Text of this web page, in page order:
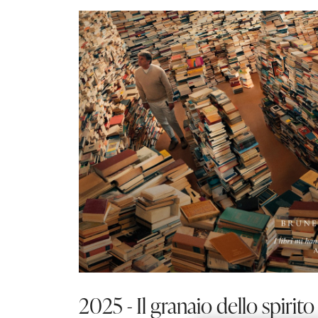
2025 - Il granaio dello spirito